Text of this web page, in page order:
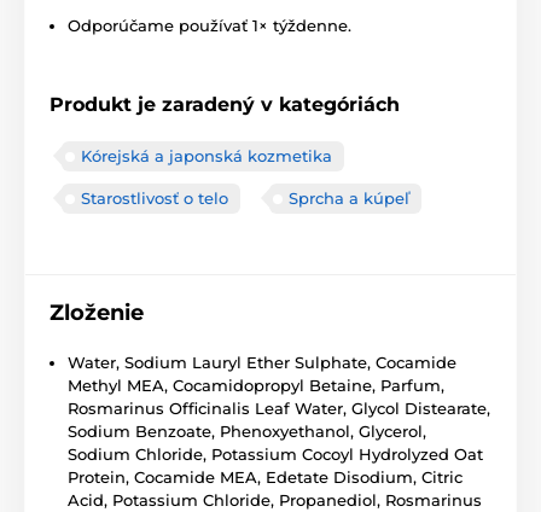
Odporúčame používať 1× týždenne.
Produkt je zaradený v kategóriách
Kórejská a japonská kozmetika
Starostlivosť o telo Sprcha a kúpeľ
Zloženie
Water, Sodium Lauryl Ether Sulphate, Cocamide
Methyl MEA, Cocamidopropyl Betaine, Parfum,
Rosmarinus Officinalis Leaf Water, Glycol Distearate,
Sodium Benzoate, Phenoxyethanol, Glycerol,
Sodium Chloride, Potassium Cocoyl Hydrolyzed Oat
Protein, Cocamide MEA, Edetate Disodium, Citric
Acid, Potassium Chloride, Propanediol, Rosmarinus